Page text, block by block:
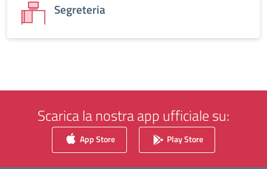
Segreteria
Scarica la nostra app ufficiale su:
App Store Play Store